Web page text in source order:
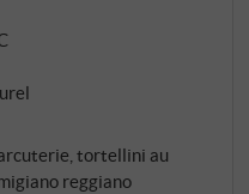
soigneusement
prise de mousse
Charmat.
pas.
tortellini au
reggiano